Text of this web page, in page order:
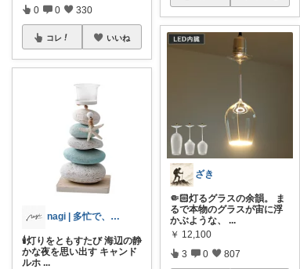
0 0 330
コレ いいね
nagi | 多忙で、時々お休み
🕯️灯りをともすたび 海辺の静
かな夜を思い出す キャンド
ルホ ...
ざき
🤏🏻灯るグラスの余韻。 ま
るで本物のグラスが宙に浮
かぶような、
...
￥ 12,100
3 0 807